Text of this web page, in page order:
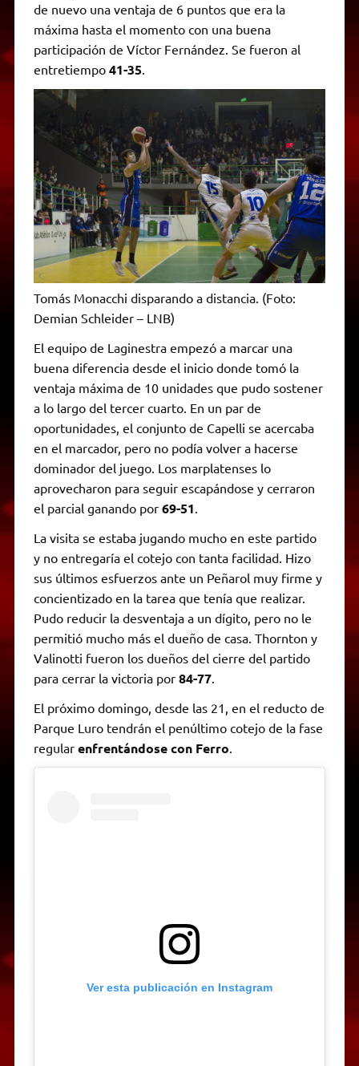
de nuevo una ventaja de 6 puntos que era la
máxima hasta el momento con una buena
participación de Víctor Fernández. Se fueron al
entretiempo 41-35.
Tomás Monacchi disparando a distancia. (Foto:
Demian Schleider – LNB)
El equipo de Laginestra empezó a marcar una
buena diferencia desde el inicio donde tomó la
ventaja máxima de 10 unidades que pudo sostener
a lo largo del tercer cuarto. En un par de
oportunidades, el conjunto de Capelli se acercaba
en el marcador, pero no podía volver a hacerse
dominador del juego. Los marplatenses lo
aprovecharon para seguir escapándose y cerraron
el parcial ganando por 69-51
La visita se estaba jugando mucho en este partido
y no entregaría el cotejo con tanta facilidad. Hizo
sus últimos esfuerzos ante un Peñarol muy firme y
concientizado en la tarea que tenía que realizar.
Pudo reducir la desventaja a un dígito, pero no le
permitió mucho más el dueño de casa. Thornton y
Valinotti fueron los dueños del cierre del partido
para cerrar la victoria por 84-77.
El próximo domingo, desde las 21, en el reducto de
Parque Luro tendrán el penúltimo cotejo de la fase
regular enfrentándose con Ferro
Ver esta publicación en Instagram